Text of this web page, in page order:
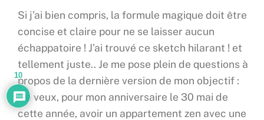
Si j’ai bien compris, la formule magique doit être
concise et claire pour ne se laisser aucun
échappatoire ! J’ai trouvé ce sketch hilarant ! et
tellement juste.. Je me pose plein de questions à
propos de la dernière version de mon objectif :
“Je veux, pour mon anniversaire le 30 mai de
cette année, avoir un appartement zen avec une
10